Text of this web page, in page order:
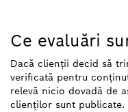
Ce evaluări
Dacă clienții decid să
verificată pentru
relevă nicio dovadă de
clienților sunt publicate.